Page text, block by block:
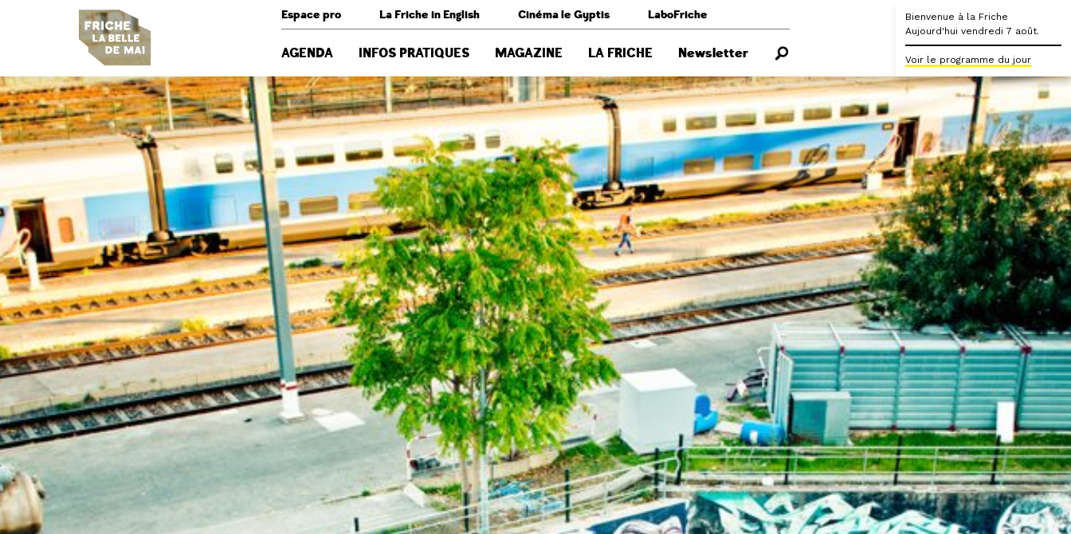
Espace pro La Friche in English Cinéma le Gyptis LaboFriche
AGENDA INFOS PRATIQUES MAGAZINE LA FRICHE Newsletter
Bienvenue à la Friche
Aujourd'hui vendredi 7 août.
Voir le programme du jour
Panneau de gestion des cookies